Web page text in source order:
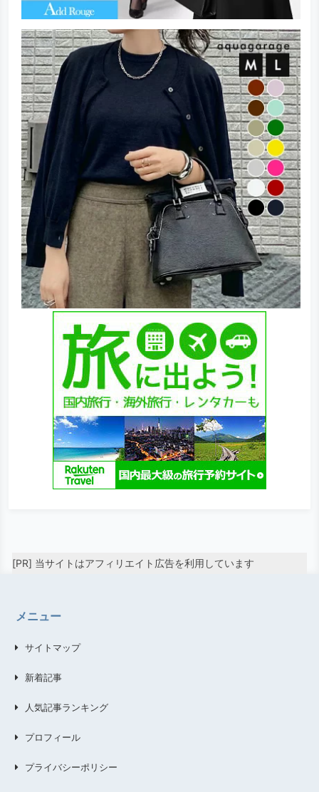
[PR] 当サイトはアフィリエイト広告を利用しています
メニュー
サイトマップ
新着記事
人気記事ランキング
プロフィール
プライバシーポリシー